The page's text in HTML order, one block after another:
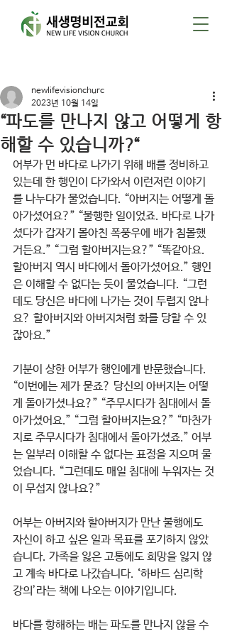
“파도를 만나지 않고 어떻게 항
해할 수 있습니까?“
newlifevisionchurc
2023년 10월 14일
어부가 먼 바다로 나가기 위해 배를 정비하고
있는데 한 행인이 다가와서 이런저런 이야기
를 나누다가 물었습니다. “아버지는 어떻게 돌
아가셨어요?” “불행한 일이었죠. 바다로 나가
셨다가 갑자기 몰아친 폭풍우에 배가 침몰했
거든요.” “그럼 할아버지는요?” “똑같아요.
할아버지 역시 바다에서 돌아가셨어요.” 행인
은 이해할 수 없다는 듯이 물었습니다. “그런
데도 당신은 바다에 나가는 것이 두렵지 않나
요? 할아버지와 아버지처럼 화를 당할 수 있
잖아요.”
기분이 상한 어부가 행인에게 반문했습니다.
“이번에는 제가 묻죠? 당신의 아버지는 어떻
게 돌아가셨나요?” “주무시다가 침대에서 돌
아가셨어요.” “그럼 할아버지는요?” “마찬가
지로 주무시다가 침대에서 돌아가셨죠.” 어부
는 일부러 이해할 수 없다는 표정을 지으며 물
었습니다. “그런데도 매일 침대에 누워자는 것
이 무섭지 않나요?”
어부는 아버지와 할아버지가 만난 불행에도
자신이 하고 싶은 일과 목표를 포기하지 않았
습니다. 가족을 잃은 고통에도 희망을 잃지 않
고 계속 바다로 나갔습니다. ‘하바드 심리학
강의’라는 책에 나오는 이야기입니다.
바다를 항해하는 배는 파도를 만나지 않을 수